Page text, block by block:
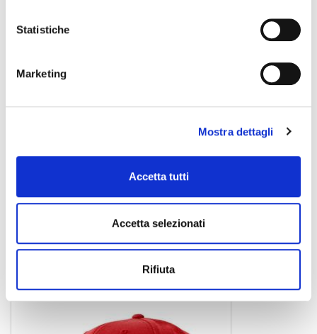
Statistiche
Marketing
Mostra dettagli
Accetta tutti
Accetta selezionati
Rifiuta
25,00 €
ERNIE BALL